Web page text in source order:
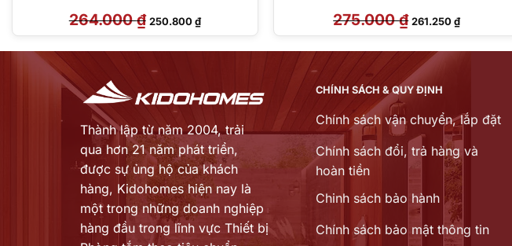
264.000₫ Giá
gốc
là:
250.800₫Giá
hiện
tại
250.800 ₫.
275.000₫ Giá
gốc
là:
261.250₫Giá
hiện
tại
261.250 ₫.
Thành lập từ năm 2004, trải
qua hơn 21 năm phát triển,
được sự ủng hộ của khách
hàng, Kidohomes hiện nay là
một trong những doanh nghiệp
hàng đầu trong lĩnh vực Thiết bị
CHÍNH SÁCH & QUY ĐỊNH
Chính sách vận chuyển, lắp đặt
Chính sách đổi, trả hàng và
hoàn tiền
Chinh sách bảo hành
Chính sách bảo mật thông tin